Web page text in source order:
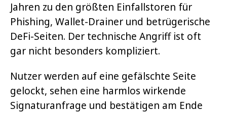
Jahren zu den größten Einfallstoren für
Phishing, Wallet-Drainer und betrügerische
DeFi-Seiten. Der technische Angriff ist oft
gar nicht besonders kompliziert.
Nutzer werden auf eine gefälschte Seite
gelockt, sehen eine harmlos wirkende
Signaturanfrage und bestätigen am Ende